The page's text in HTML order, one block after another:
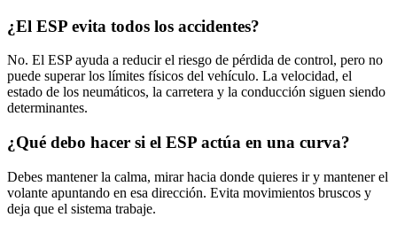
¿El ESP evita todos los accidentes?
No. El ESP ayuda a reducir el riesgo de pérdida de control, pero no
puede superar los límites físicos del vehículo. La velocidad, el
estado de los neumáticos, la carretera y la conducción siguen siendo
determinantes.
¿Qué debo hacer si el ESP actúa en una curva?
Debes mantener la calma, mirar hacia donde quieres ir y mantener el
volante apuntando en esa dirección. Evita movimientos bruscos y
deja que el sistema trabaje.